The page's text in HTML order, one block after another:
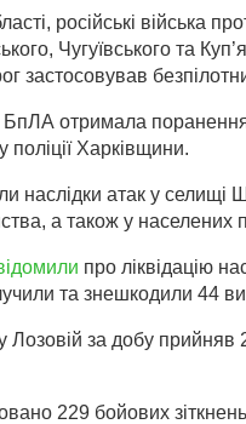
російські війська
Чугуївського та
застосовував
БпЛА отримала
Харківщини.
наслідки атак у
а також у населених
про ліквідацію
та знешкодили 44
Лозовій за добу
229 бойових